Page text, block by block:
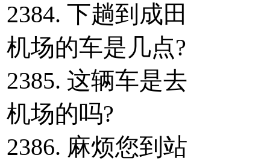
2384. 下趟到成田
机场的车是几点?
2385. 这辆车是去
机场的吗?
2386. 麻烦您到站